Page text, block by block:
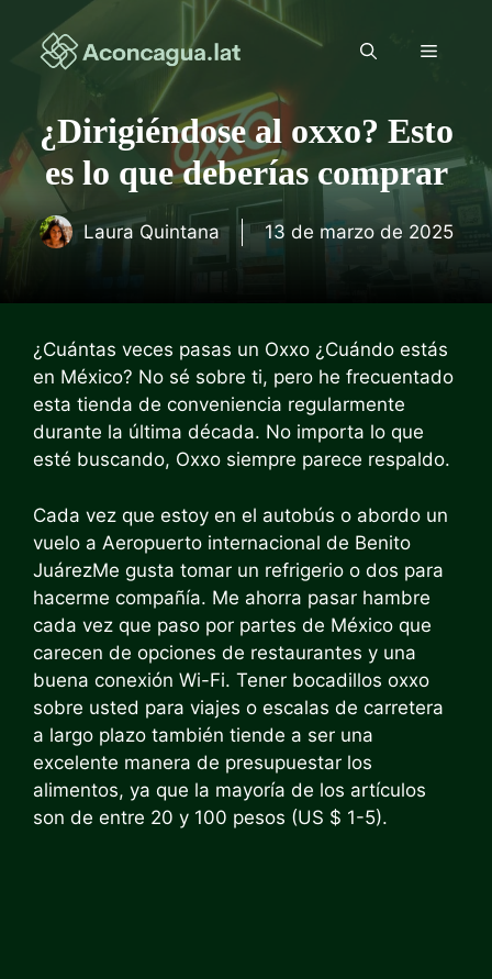
contenido
Menú
¿Dirigiéndose al oxxo? Esto
es lo que deberías comprar
Laura Quintana 13 de marzo de 2025
¿Cuántas veces pasas un Oxxo ¿Cuándo estás
en México? No sé sobre ti, pero he frecuentado
esta tienda de conveniencia regularmente
durante la última década. No importa lo que
esté buscando, Oxxo siempre parece respaldo.
Cada vez que estoy en el autobús o abordo un
vuelo a Aeropuerto internacional de Benito
JuárezMe gusta tomar un refrigerio o dos para
hacerme compañía. Me ahorra pasar hambre
cada vez que paso por partes de México que
carecen de opciones de restaurantes y una
buena conexión Wi-Fi. Tener bocadillos oxxo
sobre usted para viajes o escalas de carretera
a largo plazo también tiende a ser una
excelente manera de presupuestar los
alimentos, ya que la mayoría de los artículos
son de entre 20 y 100 pesos (US $ 1-5).